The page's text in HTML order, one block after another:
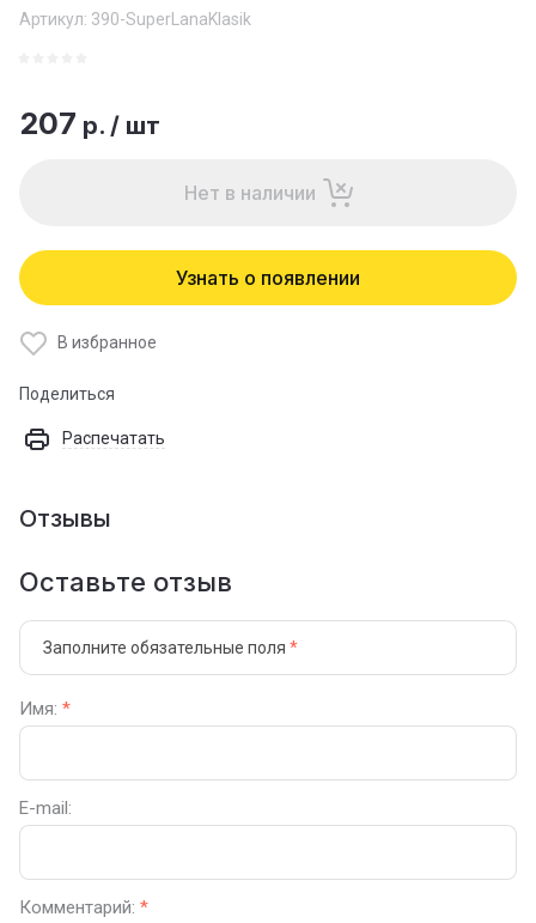
Артикул: 390-SuperLanaKlasik
207 р. / шт
Нет в наличии
Узнать о появлении
В избранное
Поделиться
Распечатать
Отзывы
Оставьте отзыв
Заполните обязательные поля *
Имя: *
E-mail:
Комментарий: *